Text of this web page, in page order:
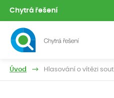
Chytrá řešení
Úvod Hlasování o vítězi